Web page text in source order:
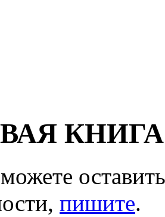
КНИГА
пишите.